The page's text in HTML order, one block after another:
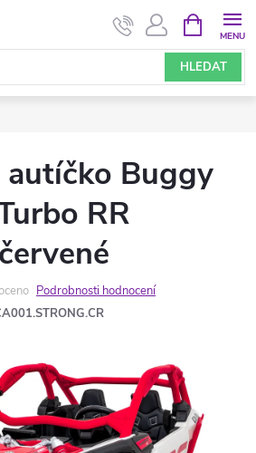
HLEDAT
NÁKUPNÍ
KOŠÍK
autíčko Buggy
RR
Podrobnosti hodnocení